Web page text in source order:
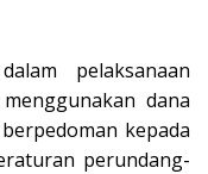
pelaksanaan
dana
kepada
perundang-